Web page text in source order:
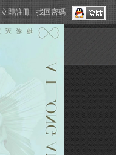
立即註冊 找回密碼